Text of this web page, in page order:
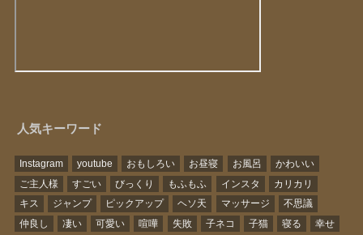
人気キーワード
Instagram youtube おもしろい お昼寝 お風呂
かわいい
ご主人様
すごい びっくり もふもふ インスタ
カリカリ
キス
ジャンプ ピックアップ ヘソ天 マッサージ
不思議
仲良し
凄い 可愛い 喧嘩 失敗 子ネコ 子猫 寝る
幸せ